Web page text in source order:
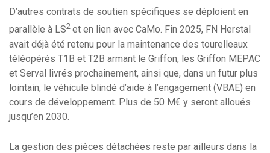
D’autres contrats de soutien spécifiques se déploient en
parallèle à LS2 et en lien avec CaMo. Fin 2025, FN Herstal
avait déjà été retenu pour la maintenance des tourelleaux
téléopérés T1B et T2B armant le Griffon, les Griffon MEPAC
et Serval livrés prochainement, ainsi que, dans un futur plus
lointain, le véhicule blindé d’aide à l’engagement (VBAE) en
cours de développement. Plus de 50 M€ y seront alloués
jusqu’en 2030.
La gestion des pièces détachées reste par ailleurs dans la